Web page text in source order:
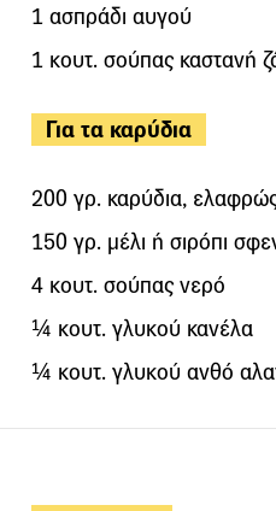
1 ασπράδι αυγού
1 κουτ. σούπας καστανή
Για τα καρύδια
200 γρ. καρύδια,
150 γρ. μέλι ή σιρόπι
4 κουτ. σούπας νερό
¼ κουτ. γλυκού κανέλα
¼ κουτ. γλυκού ανθό